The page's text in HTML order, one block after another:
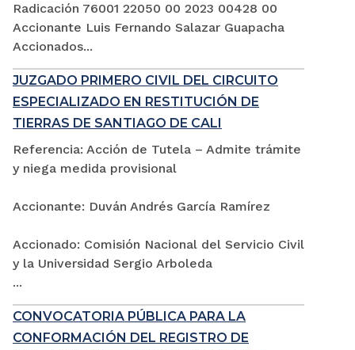
Radicación 76001 22050 00 2023 00428 00
Accionante Luis Fernando Salazar Guapacha
Accionados...
JUZGADO PRIMERO CIVIL DEL CIRCUITO
ESPECIALIZADO EN RESTITUCIÓN DE
TIERRAS DE SANTIAGO DE CALI
Referencia: Acción de Tutela – Admite trámite
y niega medida provisional
Accionante: Duván Andrés García Ramírez
Accionado: Comisión Nacional del Servicio Civil
y la Universidad Sergio Arboleda
...
CONVOCATORIA PÚBLICA PARA LA
CONFORMACIÓN DEL REGISTRO DE